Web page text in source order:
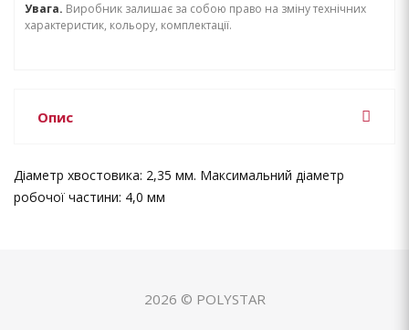
Увага. Виробник залишає за собою право на зміну технічних
характеристик, кольору, комплектації.
Опис
Діаметр хвостовика: 2,35 мм. Максимальний діаметр
робочої частини: 4,0 мм
2026 © POLYSTAR